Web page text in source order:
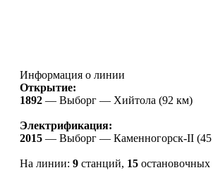
Информация о линии
Открытие:
1892 — Выборг — Хийтола (92 км)
Электрификация:
2015 — Выборг — Каменногорск-II
На линии: 9 станций, 15 остановочных